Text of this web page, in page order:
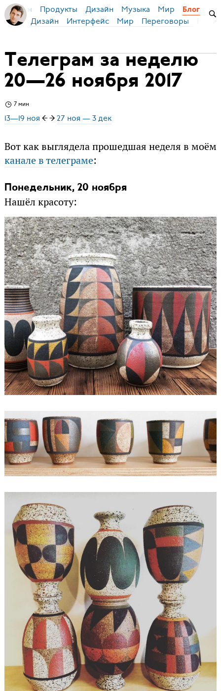
Бирман Продукты Дизайн Музыка Мир Блог
Дизайн Интерфейс Мир Переговоры
Телеграм за неделю
20—26 ноября 2017
7 мин
13—19 ноя ← →27 ноя — 3 дек
Вот как выглядела прошедшая неделя в моём
канале в телеграме:
Понедельник, 20 ноября
Нашёл красоту: